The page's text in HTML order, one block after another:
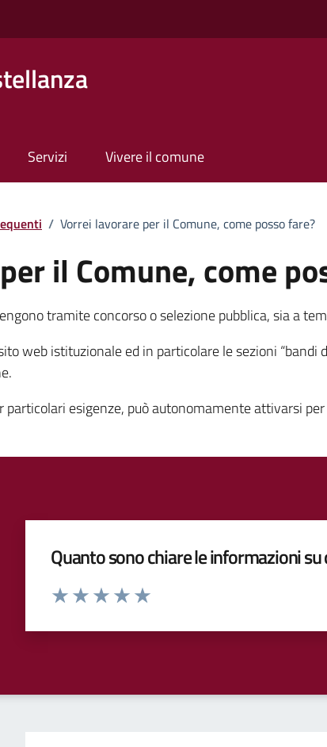
Servizi Vivere il comune
/ Vorrei lavorare per il Comune, come posso fare?
il Comune, come
tramite concorso o selezione pubblica, sia a
web istituzionale ed in particolare le sezioni
particolari esigenze, può autonomamente attivarsi
Quanto sono chiare le informazioni
Valuta da 1 a 5 stelle la pagina